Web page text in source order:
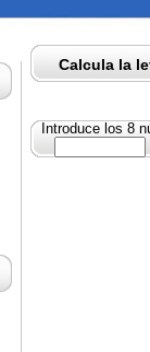
Calcula la
Introduce los 8